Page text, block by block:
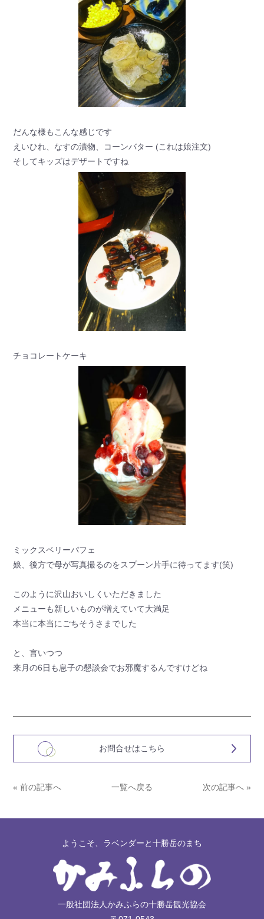
だんな様もこんな感じです
えいひれ、なすの漬物、コーンバター (これは娘注文)
そしてキッズはデザートですね
チョコレートケーキ
ミックスベリーパフェ
娘、後方で母が写真撮るのをスプーン片手に待ってます(笑)
このように沢山おいしくいただきました
メニューも新しいものが増えていて大満足
本当に本当にごちそうさまでした
と、言いつつ
来月の6日も息子の懇談会でお邪魔するんですけどね
お問合せはこちら
« 前の記事へ 一覧へ戻る 次の記事へ »
ようこそ、ラベンダーと十勝岳のまち
一般社団法人かみふらの十勝岳観光協会